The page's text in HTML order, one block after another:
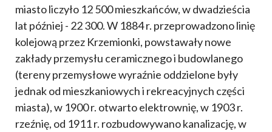
miasto liczyło 12 500 mieszkańców, w dwadzieścia
lat później - 22 300. W 1884 r. przeprowadzono linię
kolejową przez Krzemionki, powstawały nowe
zakłady przemysłu ceramicznego i budowlanego
(tereny przemysłowe wyraźnie oddzielone były
jednak od mieszkaniowych i rekreacyjnych części
miasta), w 1900 r. otwarto elektrownię, w 1903 r.
rzeźnię, od 1911 r. rozbudowywano kanalizację, w